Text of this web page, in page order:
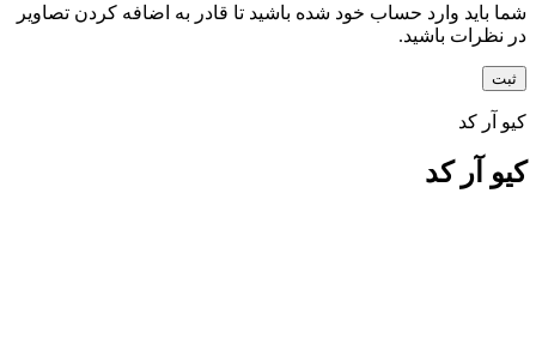
شما باید وارد حساب خود شده باشید تا قادر به اضافه کردن تصاویر
در نظرات باشید.
کیو آر کد
کیو آر کد